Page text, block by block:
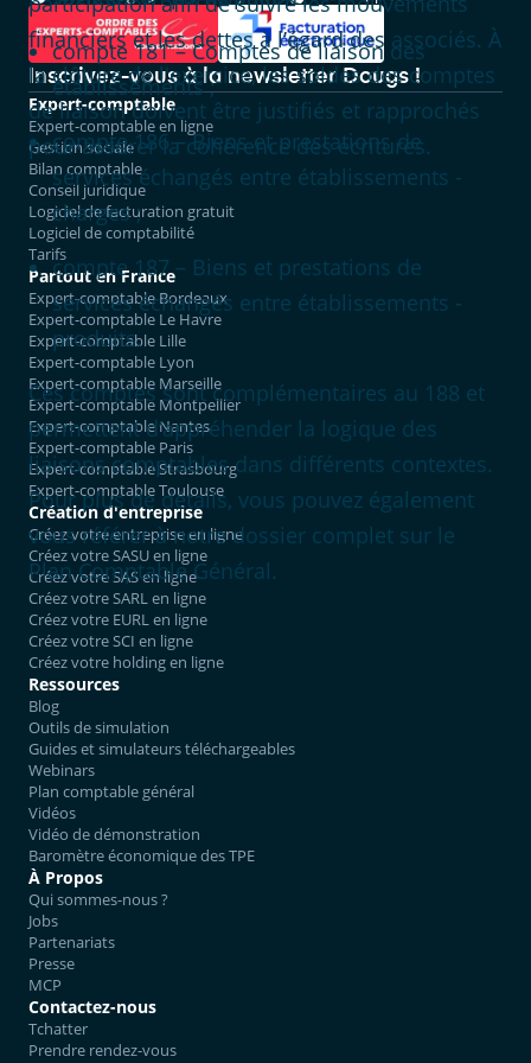
financiers et les dettes à l’égard des associés. À
la clôture de l'exercice, les soldes des comptes
de liaison doivent être justifiés et rapprochés
pour assurer la cohérence des écritures.
compte 181 – Comptes de liaison des
établissements ;
compte 186 – Biens et prestations de
services échangés entre établissements -
charges ;
compte 187 – Biens et prestations de
services échangés entre établissements -
produits.
Ces comptes sont complémentaires au 188 et
permettent d’appréhender la logique des
liaisons comptables dans différents contextes.
Pour plus de détails, vous pouvez également
vous référer à notre dossier complet sur le
Plan Comptable Général.
Inscrivez-vous à la newsletter Dougs !
Expert-comptable
Expert-comptable en ligne
Gestion sociale
Bilan comptable
Conseil juridique
Logiciel de facturation gratuit
Logiciel de comptabilité
Tarifs
Partout en France
Expert-comptable Bordeaux
Expert-comptable Le Havre
Expert-comptable Lille
Expert-comptable Lyon
Expert-comptable Marseille
Expert-comptable Montpellier
Expert-comptable Nantes
Expert-comptable Paris
Expert-comptable Strasbourg
Expert-comptable Toulouse
Création d'entreprise
Créez votre entreprise en ligne
Créez votre SASU en ligne
Créez votre SAS en ligne
Créez votre SARL en ligne
Créez votre EURL en ligne
Créez votre SCI en ligne
Créez votre holding en ligne
Ressources
Blog
Outils de simulation
Guides et simulateurs téléchargeables
Webinars
Plan comptable général
Vidéos
Vidéo de démonstration
Baromètre économique des TPE
À Propos
Qui sommes-nous ?
Jobs
Partenariats
Presse
MCP
Contactez-nous
Tchatter
Prendre rendez-vous